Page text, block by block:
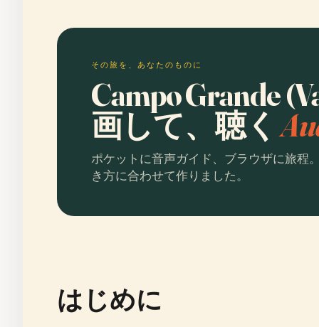
その旅を、あなたのものに
Campo Grande
画して、聴く
ポケットに音声ガイド、ブラウザに旅程
き方に合わせて作りました。
はじめに